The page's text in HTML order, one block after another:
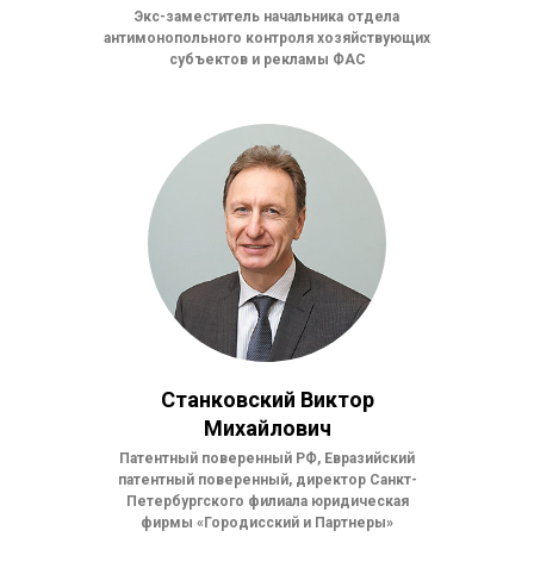
Экс-заместитель начальника отдела
антимонопольного контроля хозяйствующих
субъектов и рекламы ФАС
Станковский Виктор
Михайлович
Патентный поверенный РФ, Евразийский
патентный поверенный, директор Санкт-
Петербургского филиала юридическая
фирмы «Городисский и Партнеры»